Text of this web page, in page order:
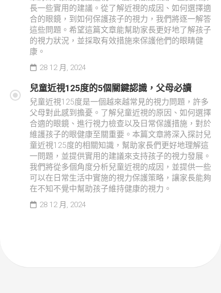
長一些實用的建議。從了解近視的成因、如何選擇適
合的眼鏡，到如何保護孩子的視力，我們將逐一解答
這些問題。希望這篇文章能幫助家長更好地了解孩子
的視力狀況，並採取有效措施來保護他們的眼睛健
康。
28 12 月, 2024
兒童近視125度的5個關鍵認識，父母必讀
兒童近視125度是一個越來越常見的視力問題，許多
父母對此感到擔憂。了解兒童近視的原因、如何選擇
合適的眼鏡、進行視力檢查以及日常保護措施，對於
維護孩子的眼健康至關重要。本篇文章將深入探討兒
童近視125度的相關知識，幫助家長們更好地理解這
一問題，並提供實用的建議來支持孩子的視力發展。
我們將從多個角度分析兒童近視的成因，並提供一些
可以在日常生活中實施的視力保護策略，讓家長能夠
在不知不覺中幫助孩子維持健康的視力。
28 12 月, 2024